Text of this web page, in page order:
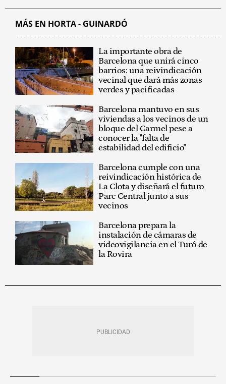
MÁS EN HORTA - GUINARDÓ
La importante obra de
Barcelona que unirá cinco
barrios: una reivindicación
vecinal que dará más zonas
verdes y pacificadas
Barcelona mantuvo en sus
viviendas a los vecinos de un
bloque del Carmel pese a
conocer la "falta de
estabilidad del edificio"
Barcelona cumple con una
reivindicación histórica de
La Clota y diseñará el futuro
Parc Central junto a sus
vecinos
Barcelona prepara la
instalación de cámaras de
videovigilancia en el Turó de
la Rovira